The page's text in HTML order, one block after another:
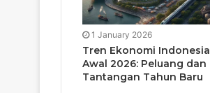
1 January 2026
Tren Ekonomi Indonesia
Awal 2026: Peluang dan
Tantangan Tahun Baru